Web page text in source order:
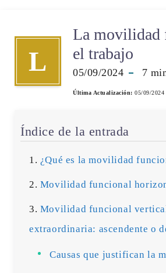
L
La movilidad
el trabajo
05/09/2024 7
Última Actualización: 05/09/2024
Índice de la entrada
¿Qué es la movilidad
Movilidad funcional
Movilidad funcional
extraordinaria: ascendente o
Causas que justifican la